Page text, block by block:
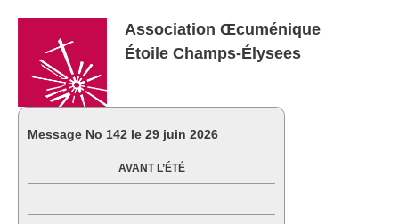
Association Œcuménique
Étoile Champs-Élysees
Message No 142 le 29 juin 2026
AVANT L’ÉTÉ